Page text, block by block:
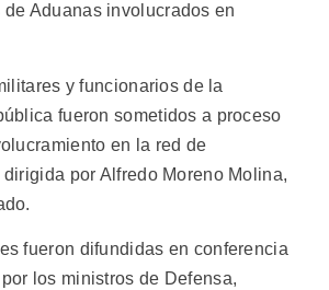
Aduanas involucrados en
y funcionarios de la
fueron sometidos a proceso
en la red de
por Alfredo Moreno Molina,
fueron difundidas en conferencia
los ministros de Defensa,